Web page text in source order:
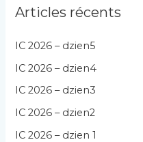
Articles récents
IC 2026 – dzien5
IC 2026 – dzien4
IC 2026 – dzien3
IC 2026 – dzien2
IC 2026 – dzien 1